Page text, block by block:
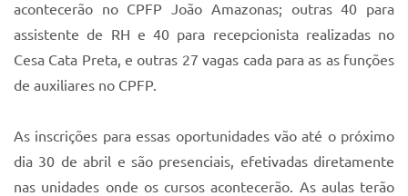
acontecerão no CPFP João Amazonas; outras 40 para
assistente de RH e 40 para recepcionista realizadas no
Cesa Cata Preta, e outras 27 vagas cada para as as funções
de auxiliares no CPFP.
As inscrições para essas oportunidades vão até o próximo
dia 30 de abril e são presenciais, efetivadas diretamente
nas unidades onde os cursos acontecerão. As aulas terão